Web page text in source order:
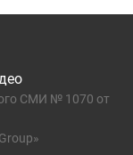
СМИ № 1070 от